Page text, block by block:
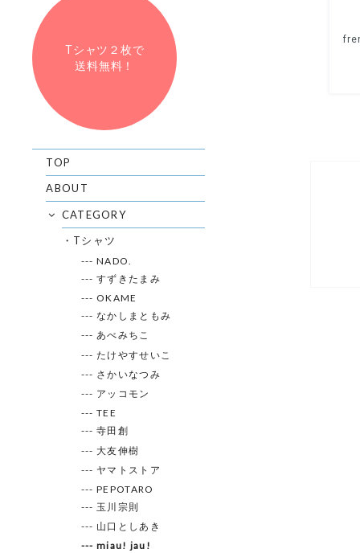
Tシャツ２枚で
送料無料！
TOP
ABOUT
CATEGORY
・Tシャツ
--- NADO.
--- すずきたまみ
--- OKAME
--- なかしまともみ
--- あべみちこ
--- たけやすせいこ
--- さかいなつみ
--- アッコモン
--- TEE
--- 寺田創
--- 大友伸樹
--- ヤマトストア
--- PEPOTARO
--- 玉川宗則
--- 山口としあき
--- miau! jau!